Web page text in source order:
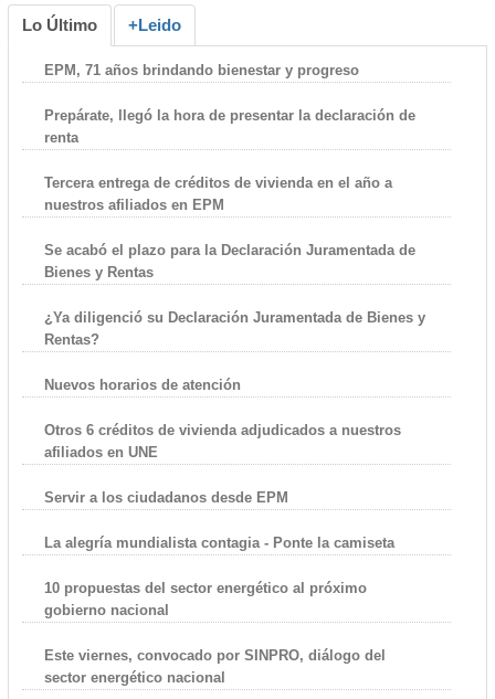
Lo Último +Leido
EPM, 71 años brindando bienestar y progreso
Prepárate, llegó la hora de presentar la declaración de
renta
Tercera entrega de créditos de vivienda en el año a
nuestros afiliados en EPM
Se acabó el plazo para la Declaración Juramentada de
Bienes y Rentas
¿Ya diligenció su Declaración Juramentada de Bienes y
Rentas?
Nuevos horarios de atención
Otros 6 créditos de vivienda adjudicados a nuestros
afiliados en UNE
Servir a los ciudadanos desde EPM
La alegría mundialista contagia - Ponte la camiseta
10 propuestas del sector energético al próximo
gobierno nacional
Este viernes, convocado por SINPRO, diálogo del
sector energético nacional